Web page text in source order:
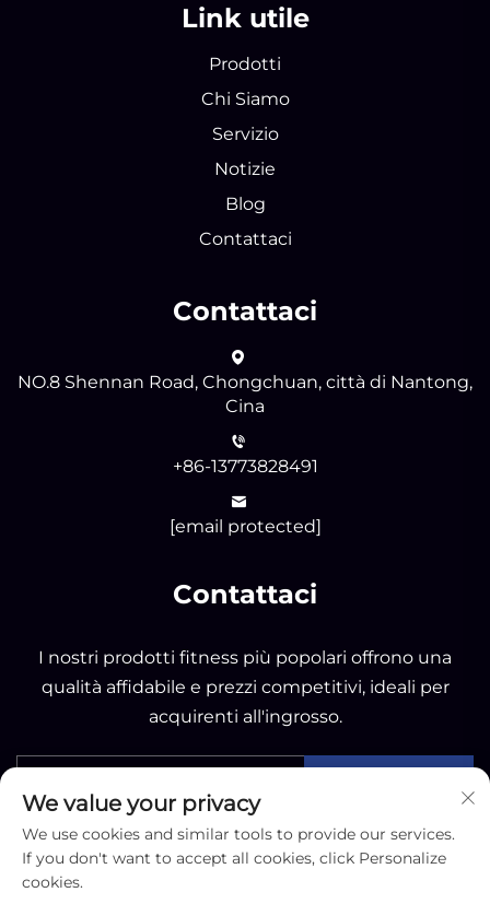
Link utile
Prodotti
Chi Siamo
Servizio
Notizie
Blog
Contattaci
Contattaci
NO.8 Shennan Road, Chongchuan, città di Nantong,
Cina
+86-13773828491
[email protected]
Contattaci
I nostri prodotti fitness più popolari offrono una
qualità affidabile e prezzi competitivi, ideali per
acquirenti all'ingrosso.
We value your privacy
We use cookies and similar tools to provide our services.
If you don't want to accept all cookies, click Personalize
cookies.